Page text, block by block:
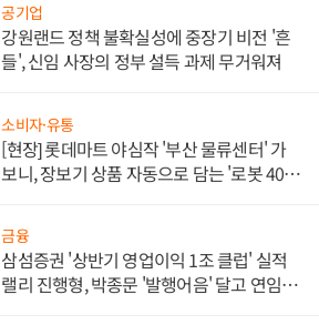
공기업
강원랜드 정책 불확실성에 중장기 비전 '흔
들', 신임 사장의 정부 설득 과제 무거워져
소비자·유통
[현장] 롯데마트 야심작 '부산 물류센터' 가
보니, 장보기 상품 자동으로 담는 '로봇 400
금융
삼섬증권 '상반기 영업이익 1조 클럽' 실적
랠리 진행형, 박종문 '발행어음' 달고 연임 향